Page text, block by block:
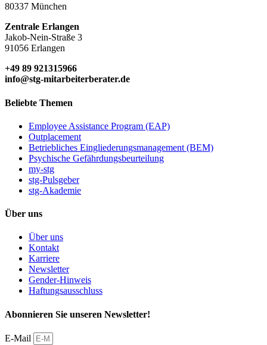
80337 München
Zentrale Erlangen
Jakob-Nein-Straße 3
91056 Erlangen
+49 89 921315966
info@stg-mitarbeiterberater.de
Beliebte Themen
Employee Assistance Program (EAP)
Outplacement
Betriebliches Eingliederungsmanagement (BEM)
Psychische Gefährdungsbeurteilung
my-stg
stg-Pulsgeber
stg-Akademie
Über uns
Über uns
Kontakt
Karriere
Newsletter
Gender-Hinweis
Haftungsausschluss
Abonnieren Sie unseren Newsletter!
E-Mail